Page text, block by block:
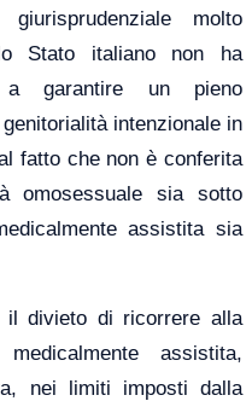
molto
Stato italiano non ha
a garantire un pieno
intenzionale in
fatto che non è conferita
omosessuale sia sotto
assistita sia
il divieto di ricorrere alla
assistita,
nei limiti imposti dalla